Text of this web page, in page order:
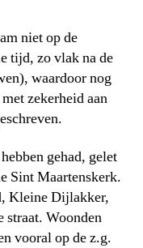
niet op de
tijd, zo vlak na de
waardoor nog
zekerheid aan
gehad, gelet
Sint Maartenskerk.
Kleine Dijlakker,
straat. Woonden
vooral op de z.g.